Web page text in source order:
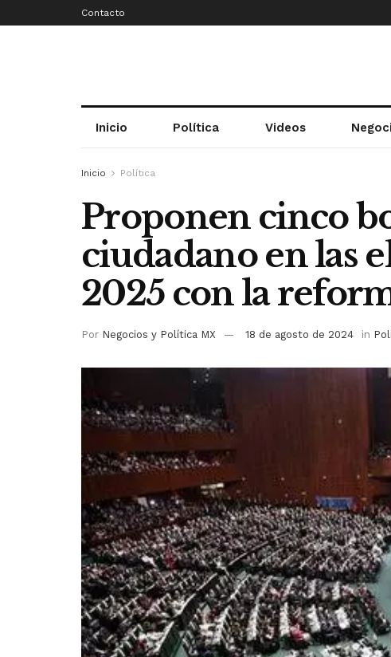
Contacto
Inicio Política Videos
Inicio Política
Proponen cinco
ciudadano en las
2025 con la
Por Negocios y Política MX 18 de agosto de 2024 in